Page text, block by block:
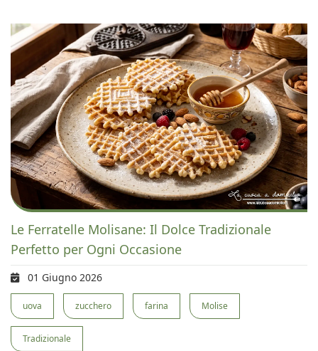
Le Ferratelle Molisane: Il Dolce Tradizionale
Perfetto per Ogni Occasione
01 Giugno 2026
uova zucchero farina Molise
Tradizionale